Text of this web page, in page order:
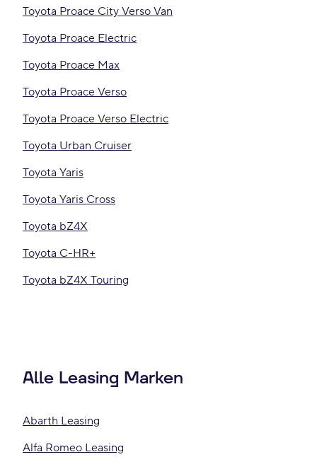
Toyota Proace City Verso Van
Toyota Proace Electric
Toyota Proace Max
Toyota Proace Verso
Toyota Proace Verso Electric
Toyota Urban Cruiser
Toyota Yaris
Toyota Yaris Cross
Toyota bZ4X
Toyota C-HR+
Toyota bZ4X Touring
Alle Leasing Marken
Abarth Leasing
Alfa Romeo Leasing